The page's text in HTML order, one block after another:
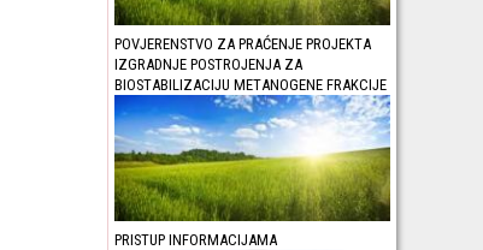
POVJERENSTVO ZA PRAĆENJE PROJEKTA
IZGRADNJE POSTROJENJA ZA
BIOSTABILIZACIJU METANOGENE FRAKCIJE
PRISTUP INFORMACIJAMA